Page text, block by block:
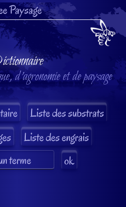
Paysage
d'agronomie et de paysage
Liste des substrats
Liste des engrais